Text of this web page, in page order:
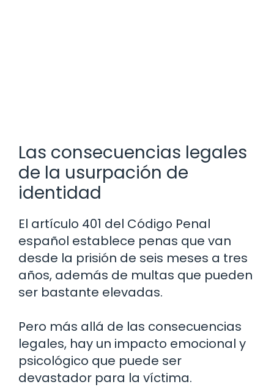
Las consecuencias legales
de la usurpación de
identidad
El artículo 401 del Código Penal
español establece penas que van
desde la prisión de seis meses a tres
años, además de multas que pueden
ser bastante elevadas.
Pero más allá de las consecuencias
legales, hay un impacto emocional y
psicológico que puede ser
devastador para la víctima.